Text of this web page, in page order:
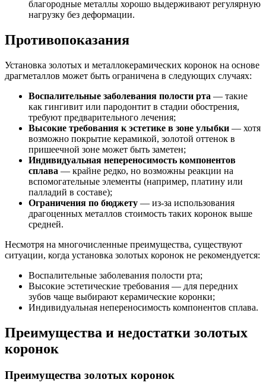
благородные металлы хорошо выдерживают регулярную
нагрузку без деформации.
Противопоказания
Установка золотых и металлокерамических коронок на основе
драгметаллов может быть ограничена в следующих случаях:
Воспалительные заболевания полости рта — такие
как гингивит или пародонтит в стадии обострения,
требуют предварительного лечения;
Высокие требования к эстетике в зоне улыбки — хотя
возможно покрытие керамикой, золотой оттенок в
пришеечной зоне может быть заметен;
Индивидуальная непереносимость компонентов
сплава — крайне редко, но возможны реакции на
вспомогательные элементы (например, платину или
палладий в составе);
Ограничения по бюджету — из-за использования
драгоценных металлов стоимость таких коронок выше
средней.
Несмотря на многочисленные преимущества, существуют
ситуации, когда установка золотых коронок не рекомендуется:
Воспалительные заболевания полости рта;
Высокие эстетические требования — для передних
зубов чаще выбирают керамические коронки;
Индивидуальная непереносимость компонентов сплава.
Преимущества и недостатки золотых
коронок
Преимущества золотых коронок